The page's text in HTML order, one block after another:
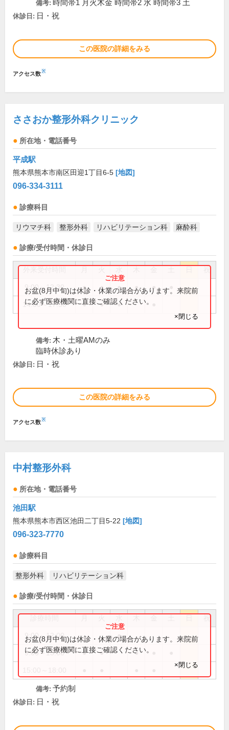
備考: 時間帯1 月火木金 時間帯2 水 時間帯3 土
休診日: 日・祝
この医院の詳細をみる
アクセス数※
ささおか整形外科クリニック
所在地・電話番号
平成駅
熊本県熊本市南区田迎1丁目6-5 [地図]
096-334-3111
診療科目
リウマチ科 整形外科 リハビリテーション科 麻酔科
診療/受付時間・休診日
祝
9:00～12:30 ● ● ● ● ●
14:00～17:30 ● ● ●
お盆(8月中旬)は休診・休業の場合があります。来院前
に必ず医療機関に直接ご確認ください。
×閉じる
備考: 木・土曜AMのみ
臨時休診あり
休診日: 日・祝
この医院の詳細をみる
アクセス数※
中村整形外科
所在地・電話番号
池田駅
熊本県熊本市西区池田二丁目5-22 [地図]
096-323-7770
診療科目
整形外科 リハビリテーション科
診療/受付時間・休診日
祝
9:00～12:00 ●
9:00～13:00 ● ● ●
お盆(8月中旬)は休診・休業の場合があります。来院前
に必ず医療機関に直接ご確認ください。
×閉じる
備考: 予約制
休診日: 日・祝